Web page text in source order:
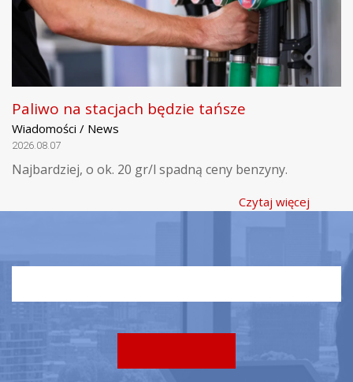
Paliwo na stacjach będzie tańsze
Wiadomości / News
2026.08.07
Najbardziej, o ok. 20 gr/l spadną ceny benzyny.
Czytaj więcej